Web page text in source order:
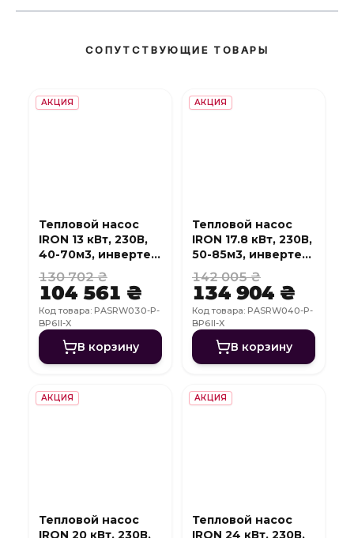
СОПУТСТВУЮЩИЕ ТОВАРЫ
АКЦИЯ
Тепловой насос
IRON 13 кВт, 230В,
40-70м3, инвертер,
с охлаждением,
WI-FI
130 702 ₴
104 561 ₴
Код товара: PASRW030-P-
BP6II-X
В корзину
АКЦИЯ
Тепловой насос
IRON 17.8 кВт, 230В,
50-85м3, инвертер,
с охлаждением,
WI-FI
142 005 ₴
134 904 ₴
Код товара: PASRW040-P-
BP6II-X
В корзину
АКЦИЯ
Тепловой насос
IRON 20 кВт, 230В,
АКЦИЯ
Тепловой насос
IRON 24 кВт, 230В,